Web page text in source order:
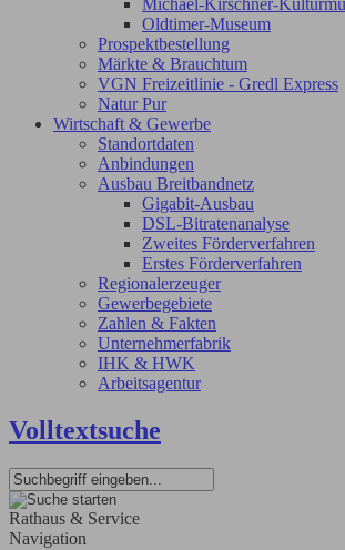
Michael-Kirschner-
Oldtimer-Museum
Prospektbestellung
Märkte & Brauchtum
VGN Freizeitlinie - Gredl Express
Natur Pur
Wirtschaft & Gewerbe
Standortdaten
Anbindungen
Ausbau Breitbandnetz
Gigabit-Ausbau
DSL-Bitratenanalyse
Zweites Förderverfahren
Erstes Förderverfahren
Regionalerzeuger
Gewerbegebiete
Zahlen & Fakten
Unternehmerfabrik
IHK & HWK
Arbeitsagentur
Volltextsuche
Rathaus & Service
Navigation